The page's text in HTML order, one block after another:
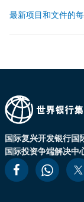
最新项目和文件的
国际复兴开发银行国
国际投资争端解决中